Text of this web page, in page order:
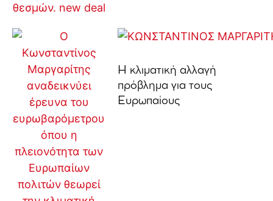
Η κλιματική αλλαγή
πρόβλημα για τους
Ευρωπαίους